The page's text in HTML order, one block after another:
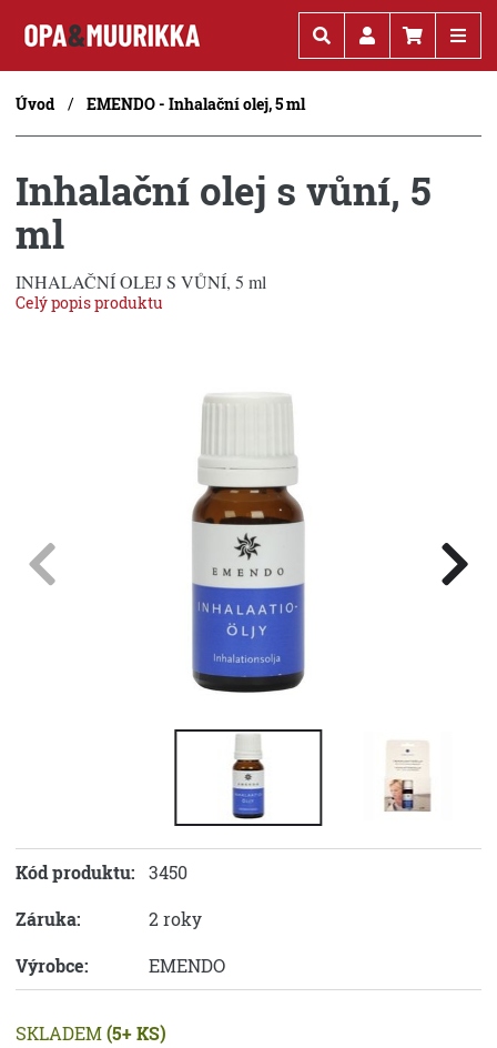
Úvod EMENDO - Inhalační olej, 5 ml
Inhalační olej s vůní, 5
ml
INHALAČNÍ OLEJ S VŮNÍ, 5 ml
Celý popis produktu
Kód produktu: 3450
Záruka:
2 roky
Výrobce:
EMENDO
SKLADEM(5+ KS)